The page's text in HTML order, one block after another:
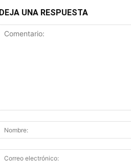
DEJA UNA RESPUESTA